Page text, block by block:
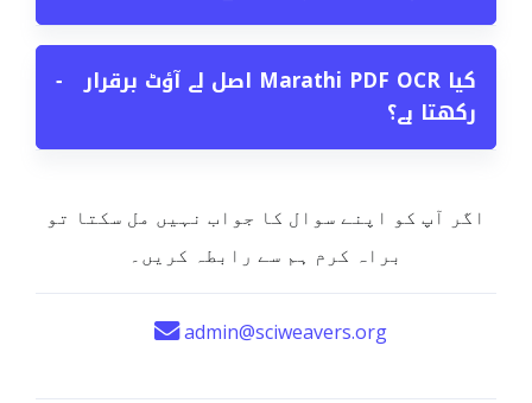
کیا Marathi PDF OCR اصل لے آؤٹ برقرار
رکھتا ہے؟
−
اگر آپ کو اپنے سوال کا جواب نہیں مل سکتا تو
براہ کرم ہم سے رابطہ کریں۔
admin@sciweavers.org